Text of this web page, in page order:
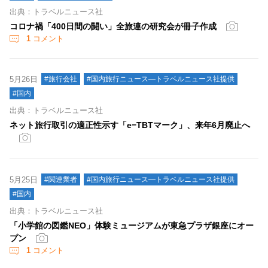
出典：トラベルニュース社
コロナ禍「400日間の闘い」全旅連の研究会が冊子作成
1 コメント
5月26日 #旅行会社
#国内旅行ニュース―トラベルニュース社提供
#国内
出典：トラベルニュース社
ネット旅行取引の適正性示す「e−TBTマーク」、来年6月廃止へ
5月25日 #関連業者
#国内旅行ニュース―トラベルニュース社提供
#国内
出典：トラベルニュース社
「小学館の図鑑NEO」体験ミュージアムが東急プラザ銀座にオー
プン
1 コメント